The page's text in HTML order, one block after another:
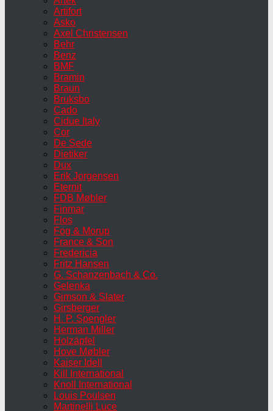
Artifort
Asko
Axel Christensen
Behr
Benz
BMF
Bramin
Braun
Bruksbo
Cado
Cidue Italy
Cor
De Sede
Dietiker
Dux
Erik Jorgensen
Eternit
FDB Møbler
Finmar
Flos
Fog & Morup
France & Son
Fredericia
Fritz Hansen
G. Schanzenbach & Co.
Gelenka
Gimson & Slater
Girsberger
H. P. Spengler
Herman Miller
Holzäpfel
Hove Møbler
Kaiser Idell
Kill International
Knoll International
Louis Poulsen
Martinelli Luce